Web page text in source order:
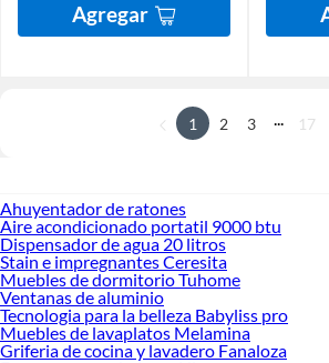
Agregar
1 2 3 17
Ahuyentador de ratones
Aire acondicionado portatil 9000 btu
Dispensador de agua 20 litros
Stain e impregnantes Ceresita
Muebles de dormitorio Tuhome
Ventanas de aluminio
Tecnologia para la belleza Babyliss pro
Muebles de lavaplatos Melamina
Griferia de cocina y lavadero Fanaloza